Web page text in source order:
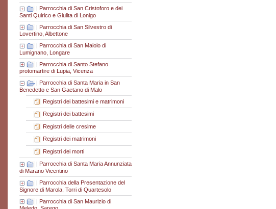
| Parrocchia di San Cristoforo e dei
Santi Quirico e Giulita di Lonigo
| Parrocchia di San Silvestro di
Lovertino, Albettone
| Parrocchia di San Maiolo di
Lumignano, Longare
| Parrocchia di Santo Stefano
protomartire di Lupia, Vicenza
| Parrocchia di Santa Maria in San
Benedetto e San Gaetano di Malo
Registri dei battesimi e matrimoni
Registri dei battesimi
Registri delle cresime
Registri dei matrimoni
Registri dei morti
Parrocchia di Santa Maria Annunziata
di Marano Vicentino
| Parrocchia della Presentazione del
Signore di Marola, Torri di Quartesolo
| Parrocchia di San Maurizio di